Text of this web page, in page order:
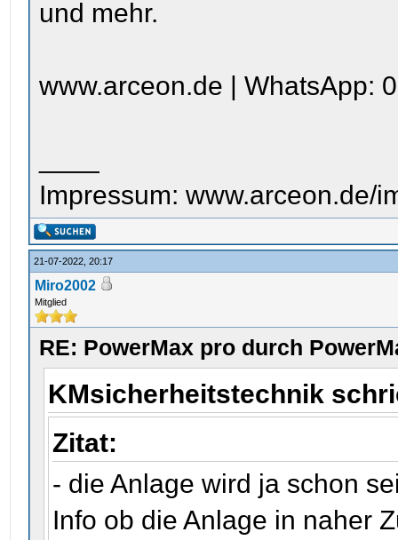
und mehr.
www.arceon.de | WhatsApp:
Impressum: www.arceon.de/
21-07-2022, 20:17
Miro2002
Mitglied
RE: PowerMax pro durch
KMsicherheitstechnik
Zitat:
- die Anlage wird ja schon
Info ob die Anlage in naher